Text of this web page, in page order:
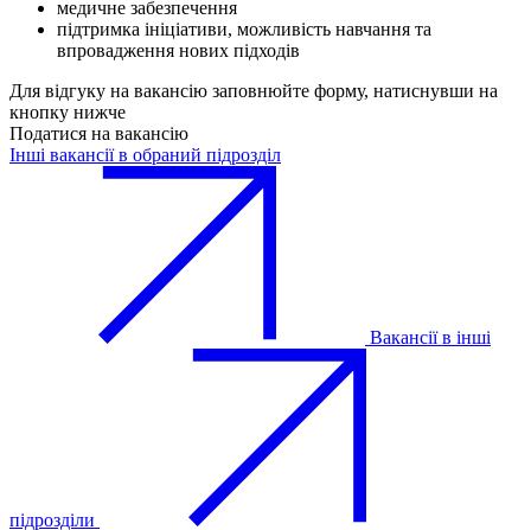
медичне забезпечення
підтримка ініціативи, можливість навчання та
впровадження нових підходів
Для відгуку на вакансію заповнюйте форму, натиснувши на
кнопку нижче
Податися на вакансію
Інші вакансії в обраний підрозділ
Вакансії в інші
підрозділи